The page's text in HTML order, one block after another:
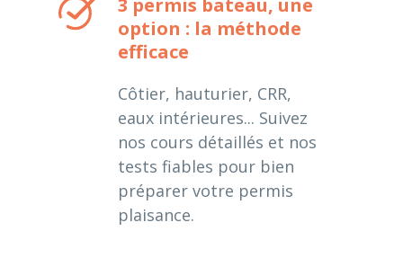
3 permis bateau, une
option : la méthode
efficace
Côtier, hauturier, CRR,
eaux intérieures... Suivez
nos cours détaillés et nos
tests fiables pour bien
préparer votre permis
plaisance.